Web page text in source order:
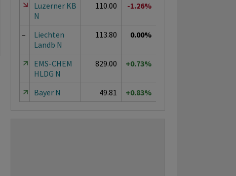
Luzerner KB
N
110.00 -1.26%
–
Liechten
Landb N
113.80 0.00%
EMS-CHEM
HLDG N
829.00 +0.73%
Bayer N 49.81 +0.83%